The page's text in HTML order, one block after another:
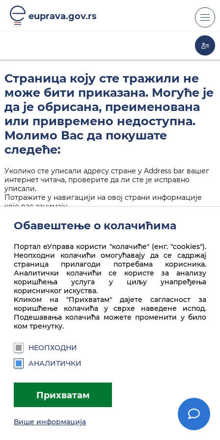
euprava.gov.rs
Страница коју сте тражили не
може бити приказана. Могуће је
да је обрисана, преименована
или привремено недоступна.
Молимо Вас да покушате
следеће:
Уколико сте уписали адресу стране у Address bar вашег
интернет читача, проверите да ли сте је исправно
уписали.
Потражите у навигацији на овој страни информације
које вас занимају.
Врх стране
euprava.gov.rs
Услови коришћења
Обавештење о колачићима
Портал еУправа користи "колачиће" (енг. "cookies").
Неопходни колачићи омогућавају да се садржај
страница прилагоди потребама корисника.
Аналитички колачићи се користе за анализу
коришћења услуга у циљу унапређења
корисничког искуства.
Kликом на "Прихватам" дајете сагласност за
коришћење колачића у сврхе наведене испод.
Подешавања колачића можете променити у било
ком тренутку.
НЕОПХОДНИ
АНАЛИТИЧКИ
Прихватам
Више информација